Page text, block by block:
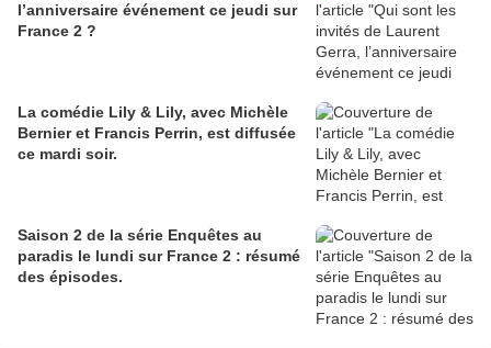
l’anniversaire événement ce jeudi sur
France 2 ?
La comédie Lily & Lily, avec Michèle
Bernier et Francis Perrin, est diffusée
ce mardi soir.
Saison 2 de la série Enquêtes au
paradis le lundi sur France 2 : résumé
des épisodes.